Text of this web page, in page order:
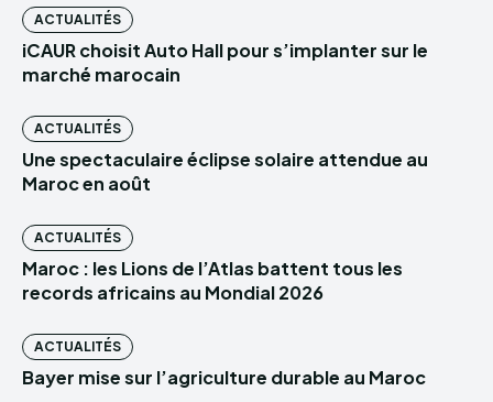
ACTUALITÉS
iCAUR choisit Auto Hall pour s’implanter sur le
marché marocain
ACTUALITÉS
Une spectaculaire éclipse solaire attendue au
Maroc en août
ACTUALITÉS
Maroc : les Lions de l’Atlas battent tous les
records africains au Mondial 2026
ACTUALITÉS
Bayer mise sur l’agriculture durable au Maroc